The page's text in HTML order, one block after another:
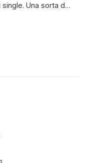
Una sorta di
trovato la